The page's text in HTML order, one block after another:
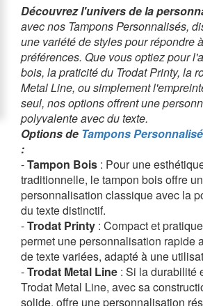
Découvrez l'univers de la
avec nos Tampons Personnalisés,
une variété de styles pour répondre
préférences. Que vous optiez pour
bois, la praticité du Trodat Printy, la
Metal Line, ou simplement
seul, nos options offrent une
polyvalente avec du texte.
Options de Tampons
:
-Tampon Bois : Pour une
traditionnelle, le tampon bois offre
personnalisation classique avec la
du texte distinctif.
-Trodat Printy : Compact et
permet une personnalisation rapide
de texte variées, adapté à une
-Trodat Metal Line : Si la durabilité
Trodat Metal Line, avec sa
solide, offre une personnalisation